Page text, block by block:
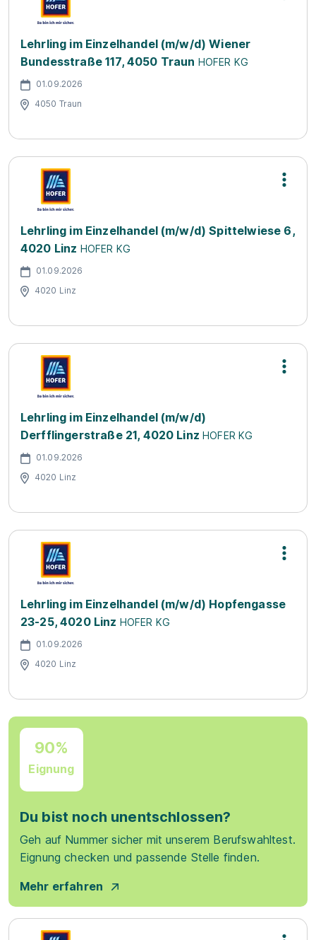
Lehrling im Einzelhandel (m/w/d) Wiener
Bundesstraße 117, 4050 Traun HOFER KG
01.09.2026
4050 Traun
Lehrling im Einzelhandel (m/w/d) Spittelwiese 6,
4020 Linz HOFER KG
01.09.2026
4020 Linz
Lehrling im Einzelhandel (m/w/d)
Derfflingerstraße 21, 4020 Linz HOFER KG
01.09.2026
4020 Linz
Lehrling im Einzelhandel (m/w/d) Hopfengasse
23-25, 4020 Linz HOFER KG
01.09.2026
4020 Linz
90%
Eignung
Du bist noch unentschlossen?
Geh auf Nummer sicher mit unserem Berufswahltest.
Eignung checken und passende Stelle finden.
Mehr erfahren